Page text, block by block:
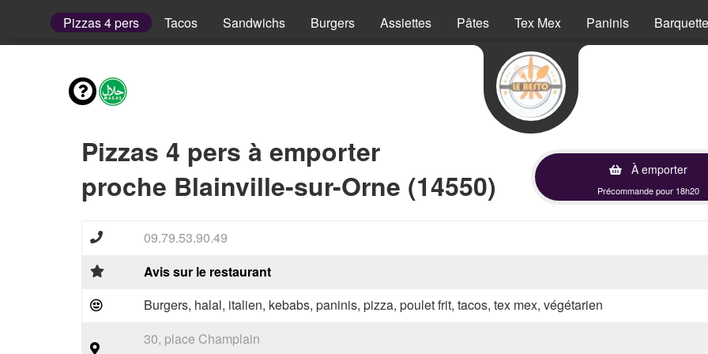
Pizzas 4 pers Tacos Sandwichs Burgers Assiettes Pâtes Tex Mex Paninis
Pizzas 4 pers à emporter
proche Blainville-sur-Orne (14550)
À emporter
Précommande pour 18h20
09.79.53.90.49
Avis sur le restaurant
Burgers, halal, italien, kebabs, paninis, pizza, poulet frit, tacos, tex mex, végétarien
30, place Champlain